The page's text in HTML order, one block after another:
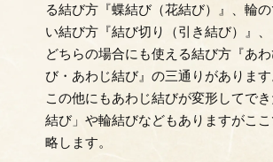
る結び方『蝶結び（花結び）』、輪
い結び方『結び切り（引き結び）』、
どちらの場合にも使える結び方『あ
び・あわじ結び』の三通りがあります
この他にもあわじ結びが変形してで
結び」や輪結びなどもありますがこ
略します。